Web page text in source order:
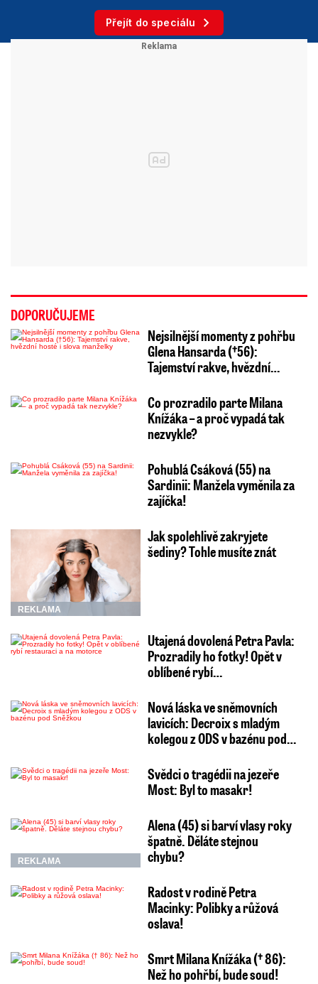
Přejít do speciálu
DOPORUČUJEME
Nejsilnější momenty z pohřbu
Glena Hansarda (†56):
Tajemství rakve, hvězdní…
Co prozradilo parte Milana
Knížáka – a proč vypadá tak
nezvykle?
Pohublá Csáková (55) na
Sardinii: Manžela vyměnila za
zajíčka!
REKLAMA
Jak spolehlivě zakryjete
šediny? Tohle musíte znát
Utajená dovolená Petra Pavla:
Prozradily ho fotky! Opět v
oblíbené rybí…
Nová láska ve sněmovních
lavicích: Decroix s mladým
kolegou z ODS v bazénu pod…
Svědci o tragédii na jezeře
Most: Byl to masakr!
REKLAMA
Alena (45) si barví vlasy roky
špatně. Děláte stejnou
chybu?
Radost v rodině Petra
Macinky: Polibky a růžová
oslava!
Smrt Milana Knížáka († 86):
Než ho pohřbí, bude soud!